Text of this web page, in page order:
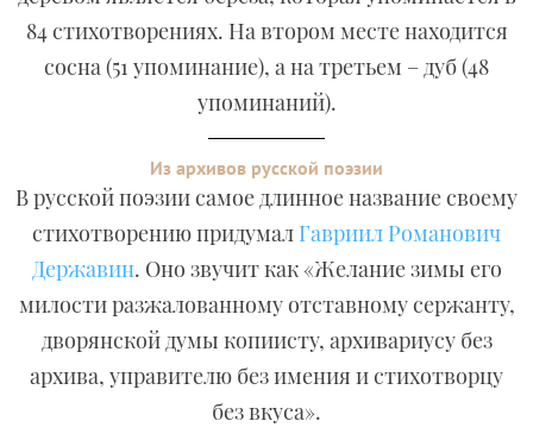
84 стихотворениях. На втором месте находится
сосна (51 упоминание), а на третьем – дуб (48
упоминаний).
Из архивов русской поэзии
В русской поэзии самое длинное название своему
стихотворению придумал Гавриил Романович
Державин. Оно звучит как «Желание зимы его
милости разжалованному отставному сержанту,
дворянской думы копиисту, архивариусу без
архива, управителю без имения и стихотворцу
без вкуса».